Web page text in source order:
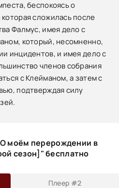
беспокоясь о
сложилась после
Фалмус, имея дело с
который, несомненно,
инцидентов, и имея дело с
членов собрания
с Клейманом, а затем с
подтверждая силу
моём перерождении в
сезон]" бесплатно
Плеер #2